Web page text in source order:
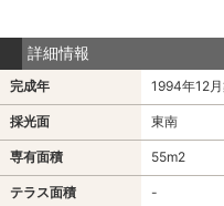
詳細情報
完成年 1994年12
採光面 東南
専有面積 55m2
テラス面積 -